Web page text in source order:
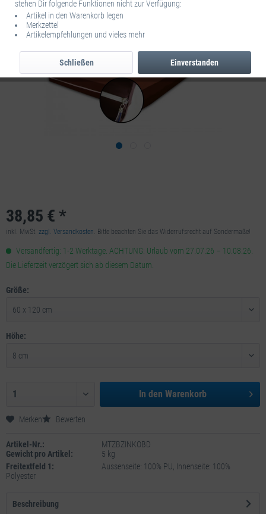
38,85 € *
inkl. MwSt. zzgl. Versandkosten. Bitte beachten Sie das Widerrufsrecht auf Sondermaße!
Versandfertig: 1-2 Werktage. ACHTUNG: Urlaub vom 27.07.26 – 10.08.26.
Die Lieferzeit verzögert sich ab diesem Datum.
Größe:
Höhe:
In den Warenkorb
Merken Bewerten
Artikel-Nr.:
MTZBZINKOBD
Gewicht pro Artikel:
5 kg
Freitextfeld 1:
Aussenseite: 100% PU, Innenseite: 100%
Polyester
Beschreibung
stehen Dir folgende Funktionen nicht zur Verfügung:
Artikel in den Warenkorb legen
Merkzettel
Artikelempfehlungen und vieles mehr
Einverstanden
Schließen